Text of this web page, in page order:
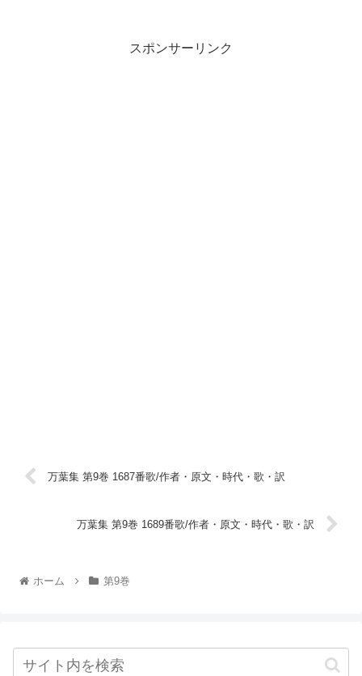
スポンサーリンク
万葉集 第9巻 1687番歌/作者・原文・時代・歌・訳
万葉集 第9巻 1689番歌/作者・原文・時代・歌・訳
ホーム 第9巻